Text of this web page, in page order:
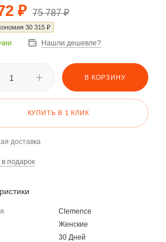
₽ 75 787₽
30 315 ₽
Нашли дешевле?
В КОРЗИНУ
КУПИТЬ В 1 КЛИК
доставка
в подарок
Clemence
Женские
30 Дней